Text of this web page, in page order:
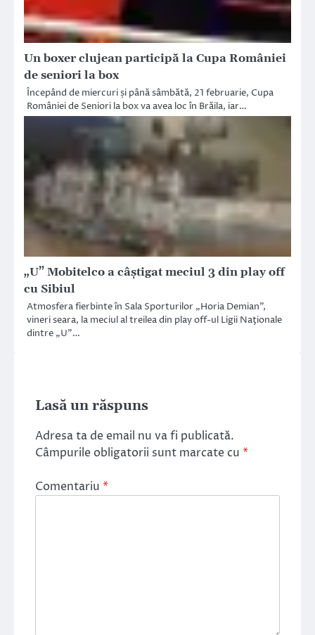
Un boxer clujean participă la Cupa României
de seniori la box
Începând de miercuri și până sâmbătă, 21 februarie, Cupa
României de Seniori la box va avea loc în Brăila, iar…
„U” Mobitelco a câştigat meciul 3 din play off
cu Sibiul
Atmosfera fierbinte în Sala Sporturilor „Horia Demian”,
vineri seara, la meciul al treilea din play off-ul Ligii Naţionale
dintre „U”…
Lasă un răspuns
Adresa ta de email nu va fi publicată.
Câmpurile obligatorii sunt marcate cu *
Comentariu *